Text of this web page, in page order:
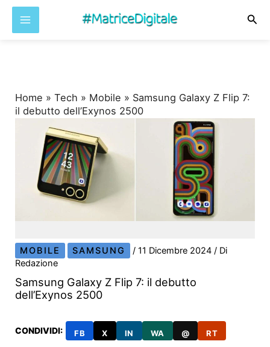
Home »Tech » Mobile » Samsung Galaxy Z Flip 7:
il debutto dell’Exynos 2500
MOBILE SAMSUNG /11 Dicembre 2024/ Di
Redazione
Samsung Galaxy Z Flip 7: il debutto
dell’Exynos 2500
CONDIVIDI: FB X IN WA @ RT